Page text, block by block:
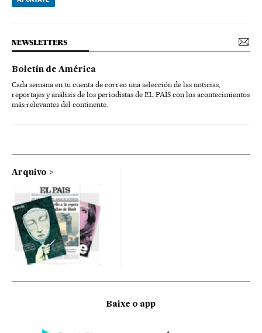
NEWSLETTERS
Boletín de América
Cada semana en tu cuenta de correo una selección de las noticias,
reportajes y análisis de los periodistas de EL PAÍS con los acontecimientos
más relevantes del continente.
Arquivo
Baixe o app